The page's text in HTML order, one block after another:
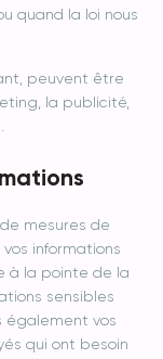
quand la loi nous
peuvent être
la publicité,
mesures de
informations
à la pointe de la
sensibles
également vos
qui ont besoin